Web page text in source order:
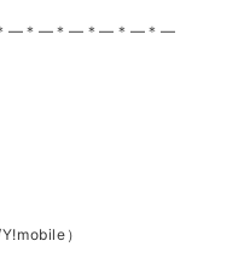
—＊—＊—＊—＊—＊—
）